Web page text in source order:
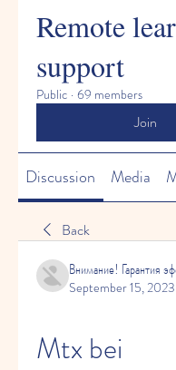
Remote
support
Public · 69 members
Join
Discussion Media
Back
Внимание! Гарантия
September 15, 2023
Mtx bei